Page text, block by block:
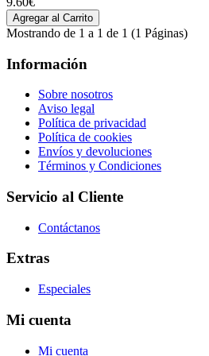
Mostrando de 1 a 1 de 1 (1 Páginas)
Información
Sobre nosotros
Aviso legal
Política de privacidad
Política de cookies
Envíos y devoluciones
Términos y Condiciones
Servicio al Cliente
Contáctanos
Extras
Especiales
Mi cuenta
Mi cuenta